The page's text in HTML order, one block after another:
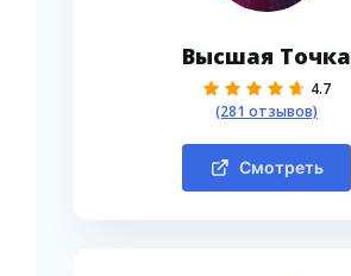
Высшая Точка
4.7
(281 отзывов)
Смотреть